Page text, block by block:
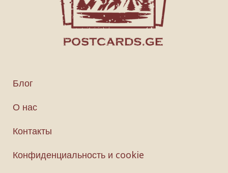
Блог
О нас
Контакты
Конфиденциальность и cookie